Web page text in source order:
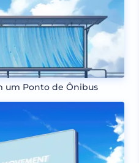
um Ponto de Ônibus